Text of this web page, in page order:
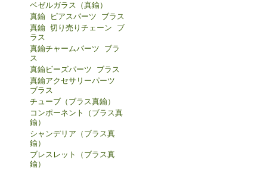
ベゼルガラス（真鍮）
真鍮 ピアスパーツ ブラス
真鍮 切り売りチェーン ブ
ラス
真鍮チャームパーツ ブラ
ス
真鍮ビーズパーツ ブラス
真鍮アクセサリーパーツ
ブラス
チューブ（ブラス真鍮）
コンポーネント（ブラス真
鍮）
シャンデリア（ブラス真
鍮）
ブレスレット（ブラス真
鍮）